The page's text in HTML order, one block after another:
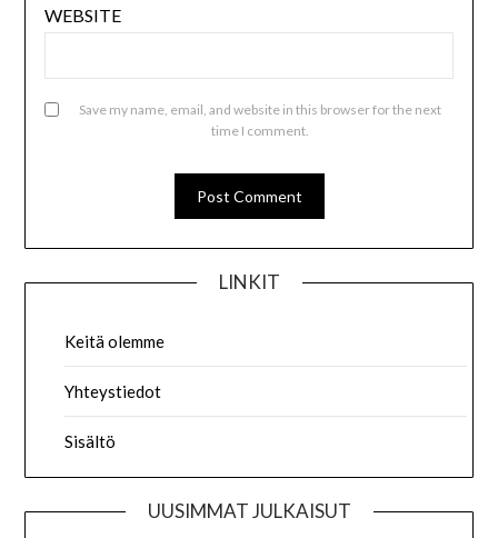
WEBSITE
Save my name, email, and website in this browser for the next
time I comment.
LINKIT
Keitä olemme
Yhteystiedot
Sisältö
UUSIMMAT JULKAISUT